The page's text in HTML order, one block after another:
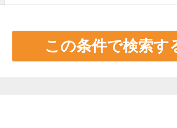
この条件で検索す